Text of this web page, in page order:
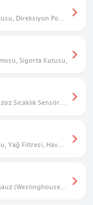
Sigorta Kutusu,